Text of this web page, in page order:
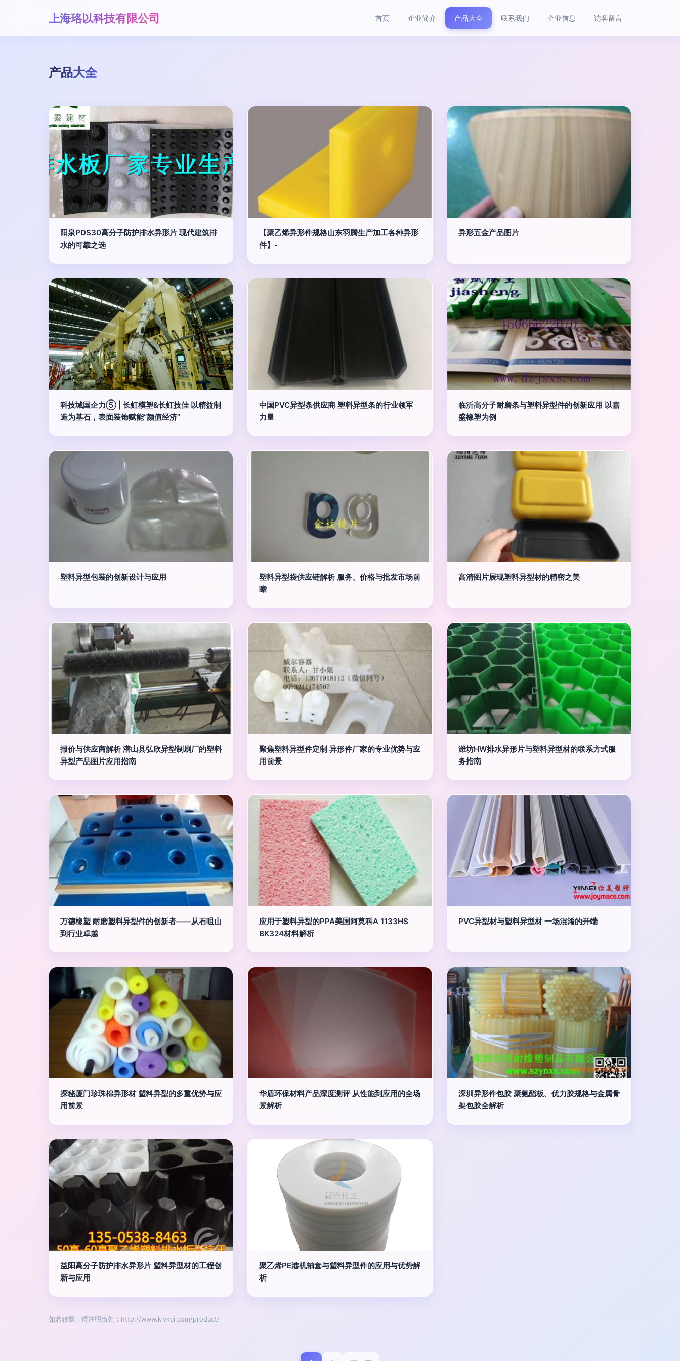
上海珞以科技有限公司 首页 企业简介 产品大全 联系我们 企业信息 访客留言
产品大全
阳泉PDS30高分子防护排水异形片 现代建筑排
水的可靠之选
【聚乙烯异形件规格山东羽腾生产加工各种异形
件】-
异形五金产品图片
科技城国企力⑤ | 长虹模塑&长虹技佳 以精益制
造为基石，表面装饰赋能“颜值经济”
中国PVC异型条供应商 塑料异型条的行业领军
力量
临沂高分子耐磨条与塑料异型件的创新应用 以嘉
盛橡塑为例
塑料异型包装的创新设计与应用
塑料异型袋供应链解析 服务、价格与批发市场前
瞻
高清图片展现塑料异型材的精密之美
报价与供应商解析 潜山县弘欣异型制刷厂的塑料
异型产品图片应用指南
聚焦塑料异型件定制 异形件厂家的专业优势与应
用前景
潍坊HW排水异形片与塑料异型材的联系方式服
务指南
万德橡塑 耐磨塑料异型件的创新者——从石咀山
到行业卓越
应用于塑料异型的PPA美国阿莫科A 1133HS
BK324材料解析
PVC异型材与塑料异型材 一场混淆的开端
探秘厦门珍珠棉异形材 塑料异型的多重优势与应
用前景
华盾环保材料产品深度测评 从性能到应用的全场
景解析
深圳异形件包胶 聚氨酯板、优力胶规格与金属骨
架包胶全解析
益阳高分子防护排水异形片 塑料异型材的工程创
新与应用
聚乙烯PE港机轴套与塑料异型件的应用与优势解
析
如若转载，请注明出处：http://www.klvkci.com/product/